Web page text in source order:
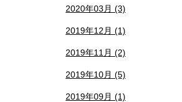
2020年03月 (3)
2019年12月 (1)
2019年11月 (2)
2019年10月 (5)
2019年09月 (1)